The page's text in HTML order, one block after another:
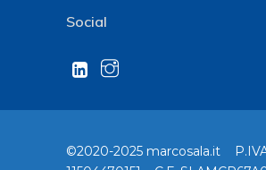
Social
©2020-2025 marcosala.it